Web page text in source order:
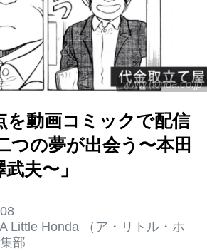
www.honda.co.jp
を動画コミックで配信
つの夢が出会う〜本田
夫〜」
A Little Honda （ア・リトル・ホ
部